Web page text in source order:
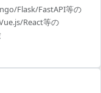
Flask/FastAPI等の
React等の